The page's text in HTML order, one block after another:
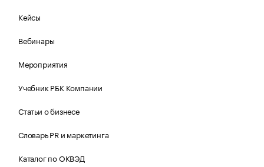
Кейсы
Вебинары
Мероприятия
Учебник РБК Компании
Статьи о бизнесе
Словарь PR и маркетинга
Каталог по ОКВЭД